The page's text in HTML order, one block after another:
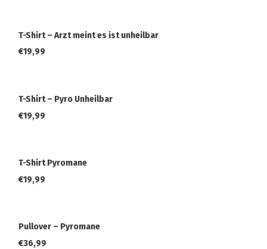
T-Shirt – Arzt meint es ist unheilbar
€19,99
T-Shirt – Pyro Unheilbar
€19,99
T-Shirt Pyromane
€19,99
Pullover – Pyromane
€36,99